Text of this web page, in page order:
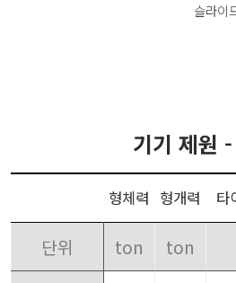
슬라이
기기 제원
형체력 형개력 타
단위 ton ton